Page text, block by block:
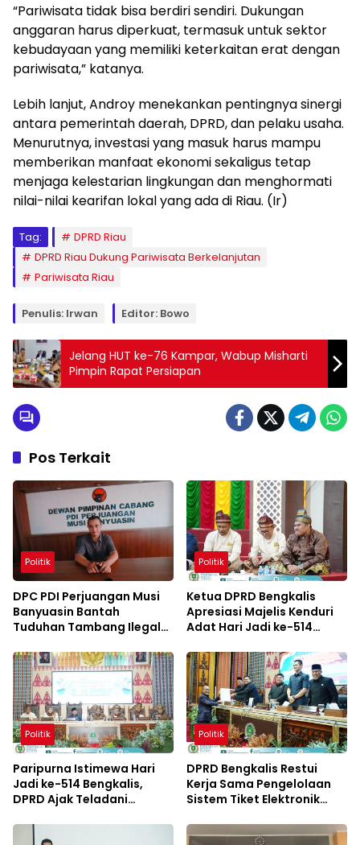
“Pariwisata tidak bisa berdiri sendiri. Dukungan
anggaran harus diperkuat, termasuk untuk sektor
kebudayaan yang memiliki keterkaitan erat dengan
pariwisata,” katanya.
Lebih lanjut, Androy menekankan pentingnya sinergi
antara pemerintah daerah, DPRD, dan pelaku usaha.
Menurutnya, investasi yang masuk harus mampu
memberikan manfaat ekonomi sekaligus tetap
menjaga kelestarian lingkungan dan menghormati
nilai-nilai kearifan lokal yang ada di Riau. (Ir)
Tag:
DPRD Riau
DPRD Riau Dukung Pariwisata Berkelanjutan
Pariwisata Riau
Penulis: Irwan Editor: Bowo
Jelang HUT ke-76 Kampar, Wabup Misharti
Pimpin Rapat Persiapan
Pos Terkait
Politik
DPC PDI Perjuangan Musi
Banyuasin Bantah
Tuduhan Tambang Ilegal
Politik
Ketua DPRD Bengkalis
Apresiasi Majelis Kenduri
Adat Hari Jadi ke-514
Politik
Paripurna Istimewa Hari
Jadi ke-514 Bengkalis,
DPRD Ajak Teladani
Politik
DPRD Bengkalis Restui
Kerja Sama Pengelolaan
Sistem Tiket Elektronik